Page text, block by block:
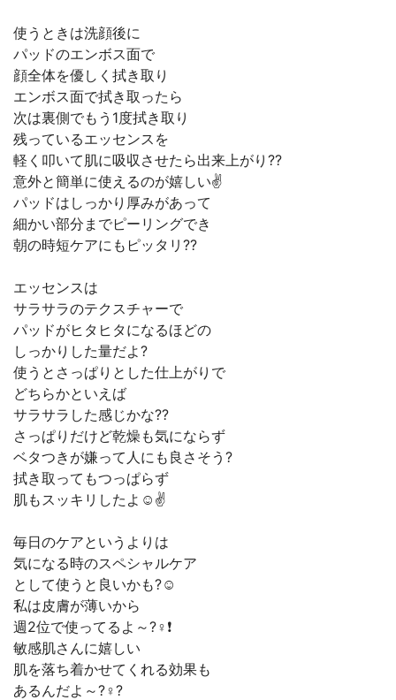
使うときは洗顔後に
パッドのエンボス面で
顔全体を優しく拭き取り
エンボス面で拭き取ったら
次は裏側でもう1度拭き取り
残っているエッセンスを
軽く叩いて肌に吸収させたら出来上がり??
意外と簡単に使えるのが嬉しい✌
パッドはしっかり厚みがあって
細かい部分までピーリングでき
朝の時短ケアにもピッタリ??
エッセンスは
サラサラのテクスチャーで
パッドがヒタヒタになるほどの
しっかりした量だよ?
使うとさっぱりとした仕上がりで
どちらかといえば
サラサラした感じかな??
さっぱりだけど乾燥も気にならず
ベタつきが嫌って人にも良さそう?
拭き取ってもつっぱらず
肌もスッキリしたよ☺✌
毎日のケアというよりは
気になる時のスペシャルケア
として使うと良いかも?☺
私は皮膚が薄いから
週2位で使ってるよ～?‍♀️❗
敏感肌さんに嬉しい
肌を落ち着かせてくれる効果も
あるんだよ～?‍♀️?